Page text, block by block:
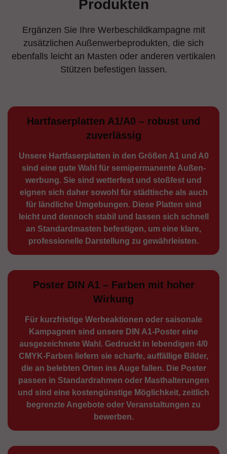
Produkten
Ergänzen Sie Ihre Werbeschildkampagne mit
zusätzlichen Außenwerbeprodukten, die sich
ebenfalls leicht an Masten oder anderen vertikalen
Stützen befestigen lassen.
Hartfaserplatten A1/A0 – robust und
zuverlässig
Unsere Hartfaserplatten in den Größen A1 und A0
sind eine gute Wahl für semiperma­nente Außen­
werbung. Sie sind wetterfest und stoßfest und
eignen sich daher sowohl für städtische als auch
für ländliche Umge­bungen. Diese Platten sind
leicht und dennoch stabil und lassen sich schnell
an Standard­masten befestigen, um eine klare,
professionelle Darstellung zu gewährleisten.
Poster DIN A1 – Farben mit hoher
Wirkung
Für kurzfristige Werbe­aktionen oder saisonale
Kampagnen sind unsere DIN A1-Poster eine
ausge­zeichnete Wahl. Gedruckt in lebendigen 4/0
CMYK-Farben liefern sie scharfe, auffällige Bilder,
die an belebten Orten ins Auge fallen. Die Poster
passen in Standardrahmen oder Masthalterungen
und sind eine kostengünstige Möglichkeit, zeitlich
begrenzte Angebote oder Veranstaltungen zu
bewerben.